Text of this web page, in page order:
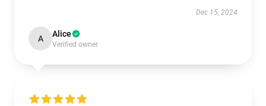
Dec 15, 2024
A Alice
Verified owner